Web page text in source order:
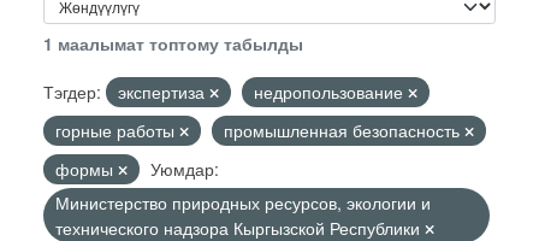
1 маалымат топтому табылды
Тэгдер:
экспертиза
недропользование
горные работы
промышленная безопасность
формы
Уюмдар:
Министерство природных ресурсов, экологии и
технического надзора Кыргызской Республики